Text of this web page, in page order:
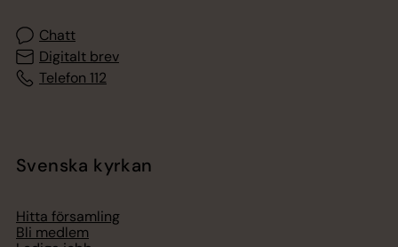
Chatt
Digitalt brev
Telefon 112
Svenska kyrkan
Hitta församling
Bli medlem